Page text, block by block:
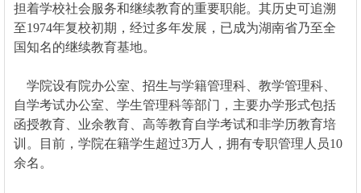
担着学校社会服务和继续教育的重要职能。其历史可追溯
至1974年复校初期，经过多年发展，已成为湖南省乃至全
国知名的继续教育基地。
学院设有院办公室、招生与学籍管理科、教学管理科、
自学考试办公室、学生管理科等部门，主要办学形式包括
函授教育、业余教育、高等教育自学考试和非学历教育培
训。目前，学院在籍学生超过3万人，拥有专职管理人员10
余名。